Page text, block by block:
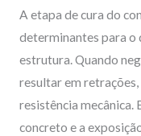
A etapa de cura do
determinantes para o
estrutura. Quando
resultar em
resistência mecânica.
concreto e a